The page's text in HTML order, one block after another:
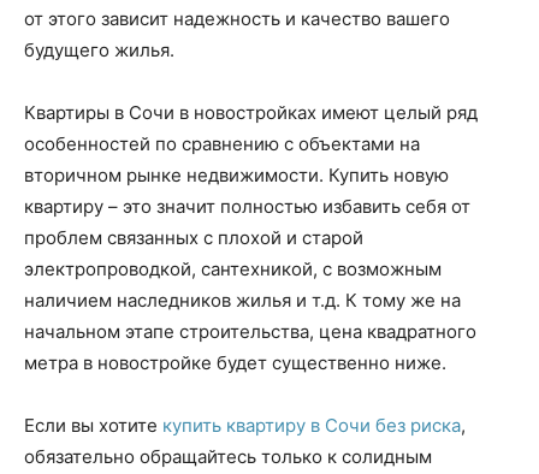
от этого зависит надежность и качество вашего
будущего жилья.
Квартиры в Сочи в новостройках имеют целый ряд
особенностей по сравнению с объектами на
вторичном рынке недвижимости. Купить новую
квартиру – это значит полностью избавить себя от
проблем связанных с плохой и старой
электропроводкой, сантехникой, с возможным
наличием наследников жилья и т.д. К тому же на
начальном этапе строительства, цена квадратного
метра в новостройке будет существенно ниже.
Если вы хотите купить квартиру в Сочи без риска,
обязательно обращайтесь только к солидным